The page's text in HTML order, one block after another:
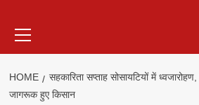
Menu
HOME
सहकारिता सप्ताह सोसायटियों में
जागरूक हुए किसान